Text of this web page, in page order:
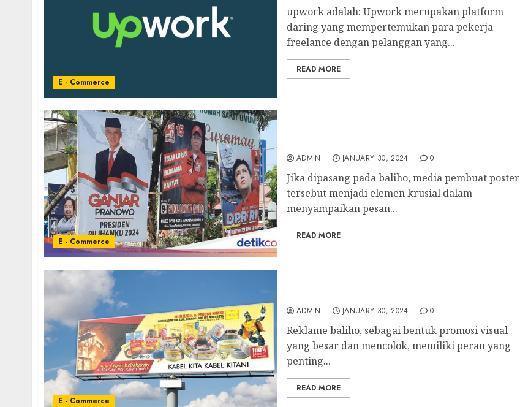
E - Commerce
upwork adalah: Upwork merupakan platform
daring yang mempertemukan para pekerja
freelance dengan pelanggan yang...
READ MORE
E - Commerce
ADMIN JANUARY 30, 2024 0
Jika dipasang pada baliho, media pembuat poster
tersebut menjadi elemen krusial dalam
menyampaikan pesan...
READ MORE
E - Commerce
ADMIN JANUARY 30, 2024 0
Reklame baliho, sebagai bentuk promosi visual
yang besar dan mencolok, memiliki peran yang
penting...
READ MORE